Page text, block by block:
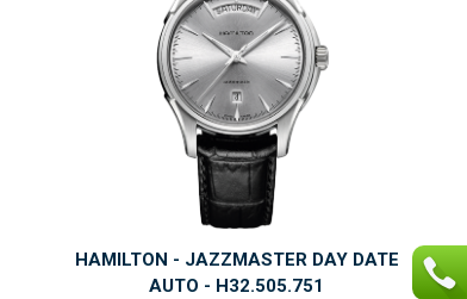
HAMILTON - JAZZMASTER DAY DATE
AUTO - H32.505.751